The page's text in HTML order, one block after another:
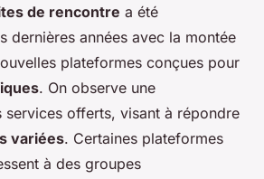
de rencontre a été
dernières années avec la montée
plateformes conçues pour
. On observe une
offerts, visant à répondre
variées. Certaines plateformes
à des groupes